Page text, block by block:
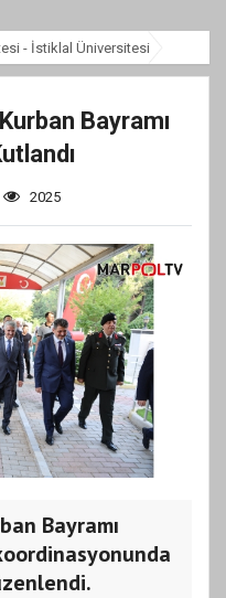
- İstiklal Üniversitesi
Bayramı
2025
Bayramı